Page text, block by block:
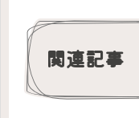
関連記事